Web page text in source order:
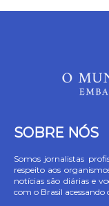
SOBRE NÓS
Somos jornalistas
respeito aos
notícias são diárias e
com o Brasil acessando